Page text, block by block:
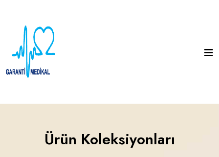
Ürün Koleksiyonları